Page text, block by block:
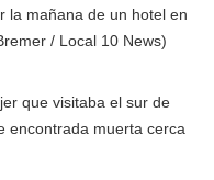
la mañana de un hotel en
/ Local 10 News)
que visitaba el sur de
encontrada muerta cerca